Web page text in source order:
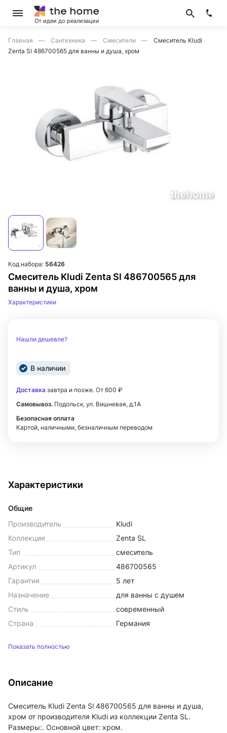
От идеи до реализации
Главная Сантехника Смесители
Смеситель Kludi
Zenta Sl 486700565 для ванны и душа, хром
Смеситель Kludi Zenta Sl 486700565 для
ванны и душа, хром
Код набора: 56426
Характеристики
Нашли дешевле?
В наличии
Доставка завтра и позже. От 600 ₽
Самовывоз. Подольск, ул. Вишневая, д.1А
Безопасная оплата
Картой, наличными, безналичным переводом
Характеристики
Общие
Производитель
Kludi
Коллекция
Zenta SL
Тип
смеситель
Артикул
486700565
Гарантия
5 лет
Назначение
для ванны с душем
Стиль
современный
Страна
Германия
Показать полностью
Описание
Смеситель Kludi Zenta Sl 486700565 для ванны и душа,
хром от производителя Kludi из коллекции Zenta SL.
Размеры:. Основной цвет: хром.